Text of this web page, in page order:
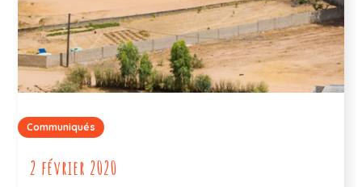
Communiqués
2 février 2020